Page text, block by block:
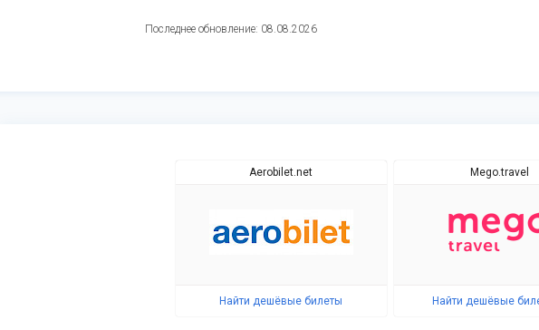
Последнее обновление: 08.08.2026
Aerobilet.net
Найти дешёвые билеты
Mego.travel
Найти дешёвые